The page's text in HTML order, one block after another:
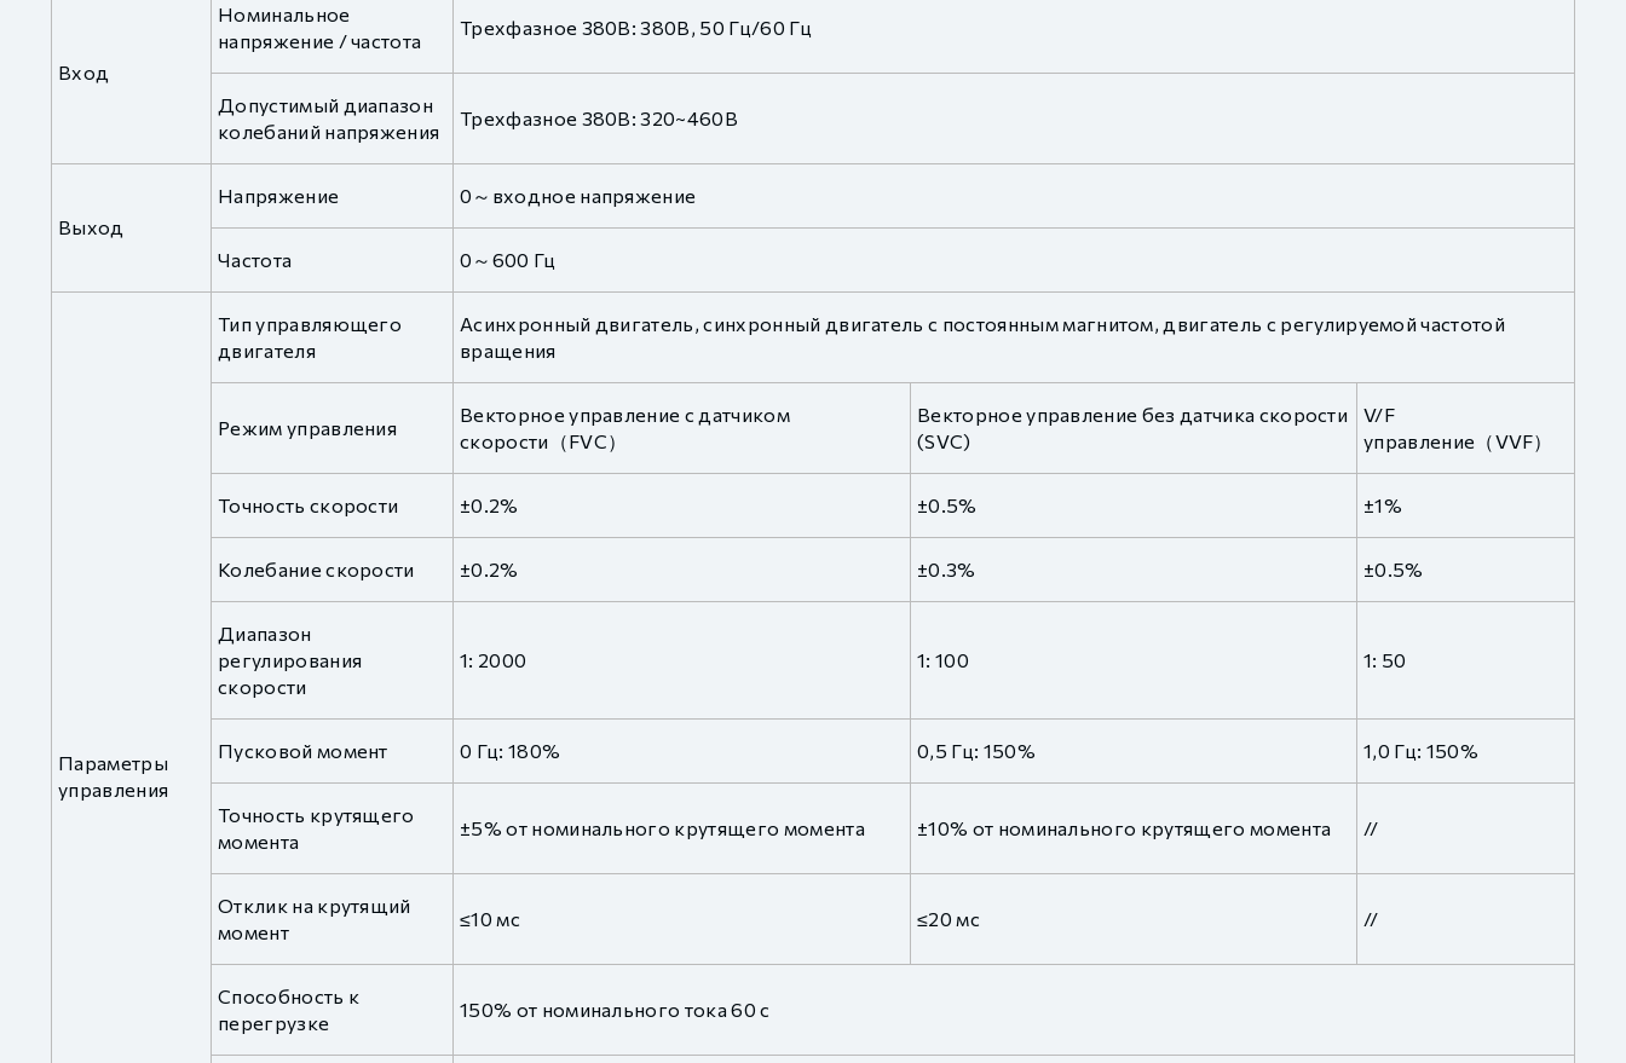
Вход
Номинальное
напряжение / частота
Трехфазное 380В: 380В, 50 Гц/60 Гц
Допустимый диапазон
колебаний напряжения
Трехфазное 380В: 320~460В
Выход
Напряжение 0～входное напряжение
Частота 0～600 Гц
Параметры
управления
Тип управляющего
двигателя
Асинхронный двигатель, синхронный двигатель с постоянным магнитом, двигатель с регулируемой частотой
вращения
Режим управления
Векторное управление с датчиком
скорости（FVC）
Векторное управление без датчика скорости
(SVC)
V/F
управление（VVF）
Точность скорости ±0.2% ±0.5% ±1%
Колебание скорости ±0.2% ±0.3% ±0.5%
Диапазон
регулирования
скорости
1: 2000 1: 100 1: 50
Пусковой момент 0 Гц: 180% 0,5 Гц: 150% 1,0 Гц: 150%
Точность крутящего
момента
±5% от номинального крутящего момента ±10% от номинального крутящего момента //
Отклик на крутящий
момент
≤10 мс ≤20 мс //
Способность к
перегрузке
150% от номинального тока 60 с